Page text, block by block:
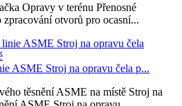
Opravy v terénu Přenosné
otvorů pro ocasní...
ASME Stroj na opravu čela p...
těsnění ASME na místě Stroj na